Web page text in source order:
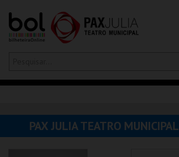
Olá,iniciar sessão
CARRINHO
EVENTOS
PAX JULIA TEATRO MUNICIPAL